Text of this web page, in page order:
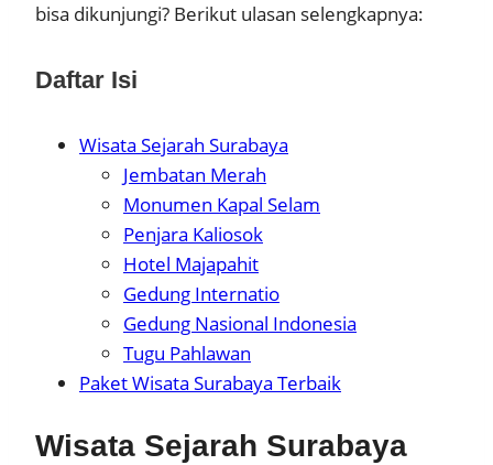
bisa dikunjungi? Berikut ulasan selengkapnya:
Daftar Isi
Wisata Sejarah Surabaya
Jembatan Merah
Monumen Kapal Selam
Penjara Kaliosok
Hotel Majapahit
Gedung Internatio
Gedung Nasional Indonesia
Tugu Pahlawan
Paket Wisata Surabaya Terbaik
Wisata Sejarah Surabaya